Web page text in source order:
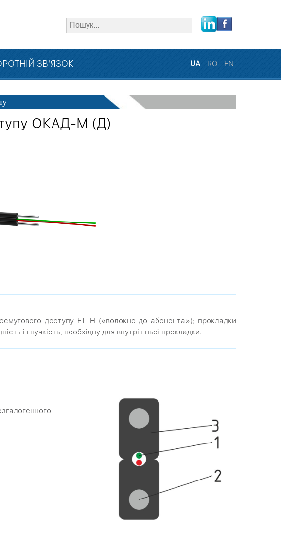
ЗВ'ЯЗОК UA RO EN
ОКАД-М (Д)
доступу FTTH («волокно до абонента»); прокладки
і гнучкість, необхідну для внутрішньої прокладки.
close